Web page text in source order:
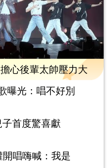
心後輩太帥壓力大
光：唱不好別
首度驚喜獻
唱嗨喊：我是